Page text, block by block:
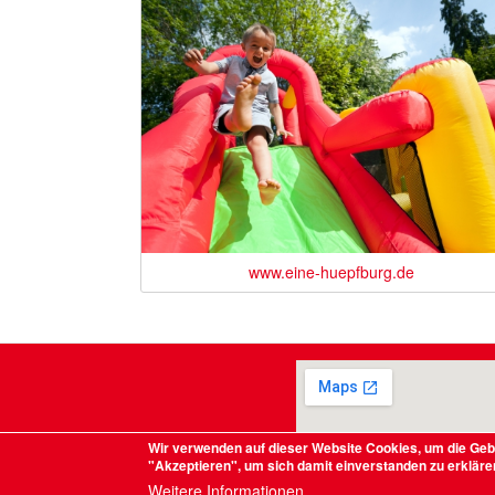
www.eine-huepfburg.de
Wir verwenden auf dieser Website Cookies, um die
"Akzeptieren", um sich damit einverstanden zu
Weitere Informationen